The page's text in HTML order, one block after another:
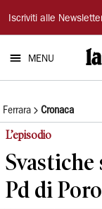
La
Nuova
Ferrara
Iscriviti alle
MENU
Ferrara Cronaca
L’episodio
Pd di